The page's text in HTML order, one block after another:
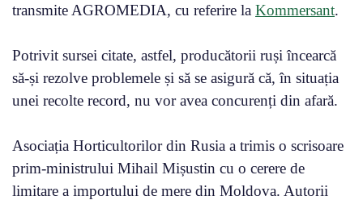
transmite AGROMEDIA, cu referire la Kommersant.
Potrivit sursei citate, astfel, producătorii ruși încearcă
să-și rezolve problemele și să se asigură că, în situația
unei recolte record, nu vor avea concurenți din afară.
Asociația Horticultorilor din Rusia a trimis o scrisoare
prim-ministrului Mihail Mișustin cu o cerere de
limitare a importului de mere din Moldova. Autorii